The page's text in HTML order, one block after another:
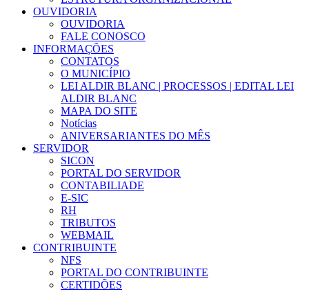
OUVIDORIA
OUVIDORIA
FALE CONOSCO
INFORMAÇÕES
CONTATOS
O MUNICÍPIO
LEI ALDIR BLANC | PROCESSOS | EDITAL LEI
ALDIR BLANC
MAPA DO SITE
Notícias
ANIVERSARIANTES DO MÊS
SERVIDOR
SICON
PORTAL DO SERVIDOR
CONTABILIADE
E-SIC
RH
TRIBUTOS
WEBMAIL
CONTRIBUINTE
NFS
PORTAL DO CONTRIBUINTE
CERTIDÕES